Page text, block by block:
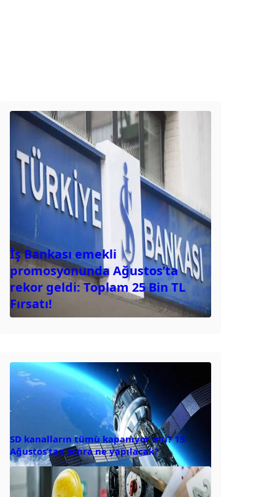
İş Bankası emekli
promosyonunda Ağustos’ta
rekor geldi: Toplam 25 Bin TL
Fırsatı!
SD kanalların tümü kapanıyor mu? 15
Ağustos’tan sonra ne yapılacak?